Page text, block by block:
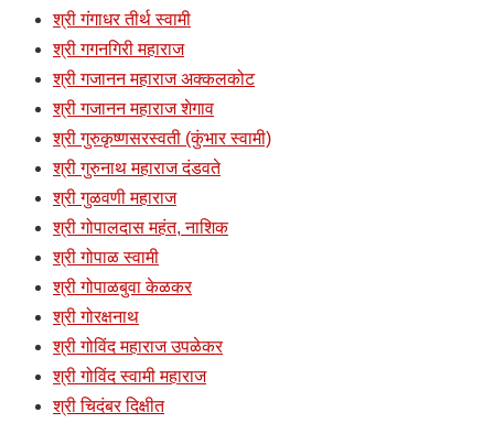
श्री गंगाधर तीर्थ स्वामी
श्री गगनगिरी महाराज
श्री गजानन महाराज अक्कलकोट
श्री गजानन महाराज शेगाव
श्री गुरुकृष्णसरस्वती (कुंभार स्वामी)
श्री गुरुनाथ महाराज दंडवते
श्री गुळवणी महाराज
श्री गोपालदास महंत, नाशिक
श्री गोपाळ स्वामी
श्री गोपाळबुवा केळकर
श्री गोरक्षनाथ
श्री गोविंद महाराज उपळेकर
श्री गोविंद स्वामी महाराज
श्री चिदंबर दिक्षीत